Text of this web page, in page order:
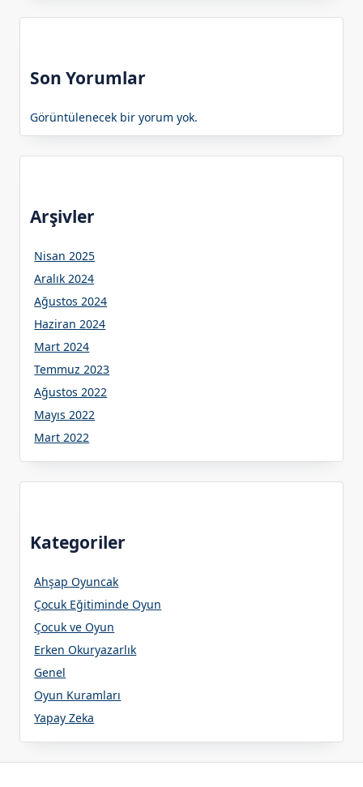
Son Yorumlar
Görüntülenecek bir yorum yok.
Arşivler
Nisan 2025
Aralık 2024
Ağustos 2024
Haziran 2024
Mart 2024
Temmuz 2023
Ağustos 2022
Mayıs 2022
Mart 2022
Kategoriler
Ahşap Oyuncak
Çocuk Eğitiminde Oyun
Çocuk ve Oyun
Erken Okuryazarlık
Genel
Oyun Kuramları
Yapay Zeka